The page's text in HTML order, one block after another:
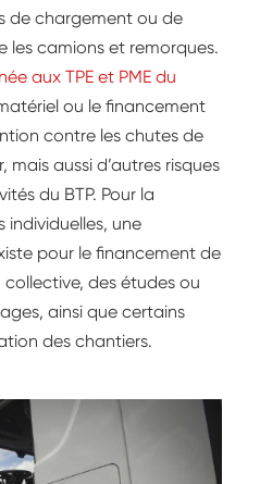
de chargement ou de
les camions et remorques.
aux TPE et PME du
ou le financement
contre les chutes de
aussi d’autres risques
du BTP. Pour la
une
pour le financement de
des études ou
ainsi que certains
des chantiers.